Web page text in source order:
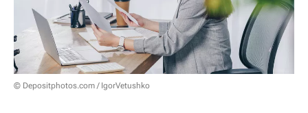
© Depositphotos.com / IgorVetushko